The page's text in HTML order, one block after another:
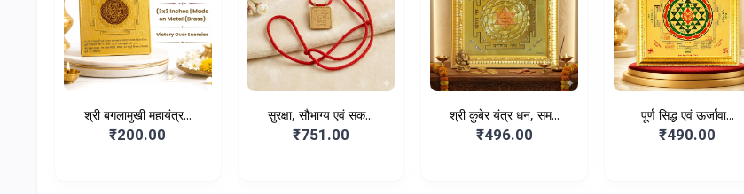
श्री बगलामुखी महायंत्र...
₹200.00
सुरक्षा, सौभाग्य एवं सक...
₹751.00
श्री कुबेर यंत्र धन, सम...
₹496.00
पूर्ण सिद्ध एवं ऊर्जावा...
₹490.00